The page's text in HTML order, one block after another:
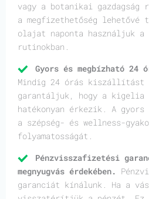
vagy a botanikai gazdagság
a megfizethetőség
olajat naponta használjuk
rutinokban.
Gyors és megbízható
Mindig 24 órás kiszállítást
garantáljuk, hogy a kigelia
hatékonyan érkezik. A
a szépség- és wellness-
folyamatosságát.
Pénzvisszafizetési
megnyugvás érdekében.
garanciát kínálunk. Ha a